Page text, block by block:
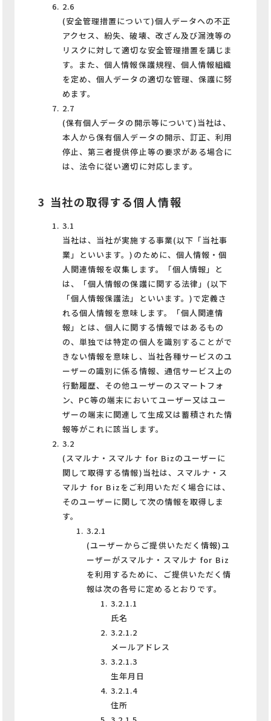
2.6
(安全管理措置について)個人データへの不正
アクセス、紛失、破壊、改ざん及び漏洩等の
リスクに対して適切な安全管理措置を講じま
す。また、個人情報保護規程、個人情報組織
を定め、個人データの適切な管理、保護に努
めます。
2.7
(保有個人データの開示等について)当社は、
本人から保有個人データの開示、訂正、利用
停止、第三者提供停止等の要求がある場合に
は、法令に従い適切に対応します。
3 当社の取得する個人情報
3.1
当社は、当社が実施する事業(以下「当社事
業」といいます。)のために、個人情報・個
人関連情報を収集します。「個人情報」と
は、「個人情報の保護に関する法律」(以下
「個人情報保護法」といいます。)で定義さ
れる個人情報を意味します。「個人関連情
報」とは、個人に関する情報ではあるもの
の、単独では特定の個人を識別することがで
きない情報を意味し、当社各種サービスのユ
ーザーの識別に係る情報、通信サービス上の
行動履歴、その他ユーザーのスマートフォ
ン、PC等の端末においてユーザー又はユー
ザーの端末に関連して生成又は蓄積された情
報等がこれに該当します。
3.2
(スマルナ・スマルナ for Bizのユーザーに
関して取得する情報)当社は、スマルナ・ス
マルナ for Bizをご利用いただく場合には、
そのユーザーに関して次の情報を取得しま
す。
3.2.1
(ユーザーからご提供いただく情報)ユ
ーザーがスマルナ・スマルナ for Biz
を利用するために、ご提供いただく情
報は次の各号に定めるとおりです。
3.2.1.1
氏名
3.2.1.2
メールアドレス
3.2.1.3
生年月日
3.2.1.4
住所